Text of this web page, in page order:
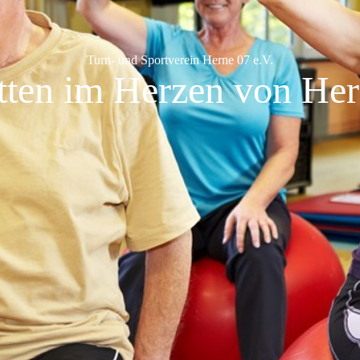
Turn- und Sportverein Herne 07 e.V.
im Herzen von